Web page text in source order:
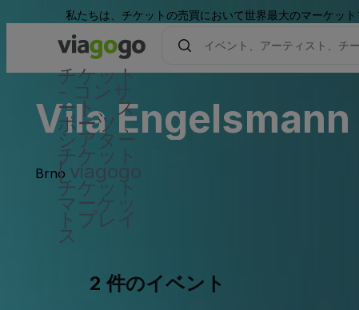
私たちは、チケットの売買において世界最大のマーケッ
チケット
- コンサ
ート、ス
ポーツ 、
シアター
チケット
| viagogo
チケット
マーケッ
トプレイ
ス
Vila Engelsmann
Brno
2 件のイベント